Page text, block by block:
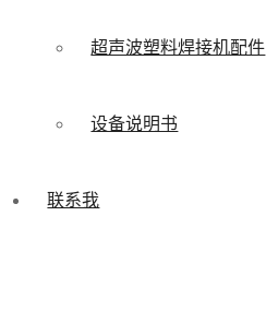
超声波塑料焊接机配件
设备说明书
联系我